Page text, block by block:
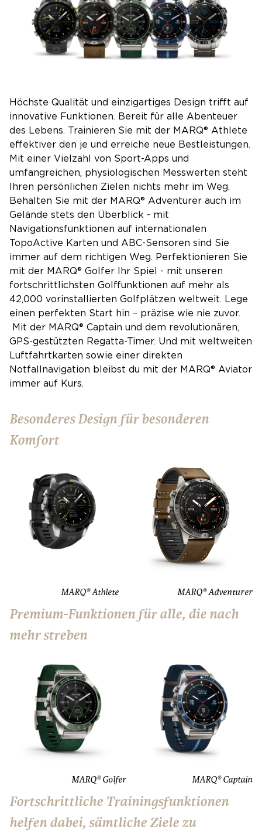
Höchste Qualität und einzigartiges Design trifft auf
innovative Funktionen. Bereit für alle Abenteuer
des Lebens. Trainieren Sie mit der MARQ® Athlete
effektiver den je und erreiche neue Bestleistungen.
Mit einer Vielzahl von Sport-Apps und
umfangreichen, physiologischen Messwerten steht
Ihren persönlichen Zielen nichts mehr im Weg.
Behalten Sie mit der MARQ® Adventurer auch im
Gelände stets den Überblick - mit
Navigationsfunktionen auf internationalen
TopoActive Karten und ABC-Sensoren sind Sie
immer auf dem richtigen Weg. Perfektionieren Sie
mit der MARQ® Golfer Ihr Spiel - mit unseren
fortschrittlichsten Golffunktionen auf mehr als
42,000 vorinstallierten Golfplätzen weltweit. Lege
einen perfekten Start hin – präzise wie nie zuvor.
Mit der MARQ® Captain und dem revolutionären,
GPS-gestützten Regatta-Timer. Und mit weltweiten
Luftfahrtkarten sowie einer direkten
Notfallnavigation bleibst du mit der MARQ® Aviator
immer auf Kurs.
Besonderes Design für besonderen
Komfort
MARQ® Athlete MARQ® Adventurer
Premium-Funktionen für alle, die nach
mehr streben
MARQ® Golfer MARQ® Captain
Fortschrittliche Trainingsfunktionen
helfen dabei, sämtliche Ziele zu